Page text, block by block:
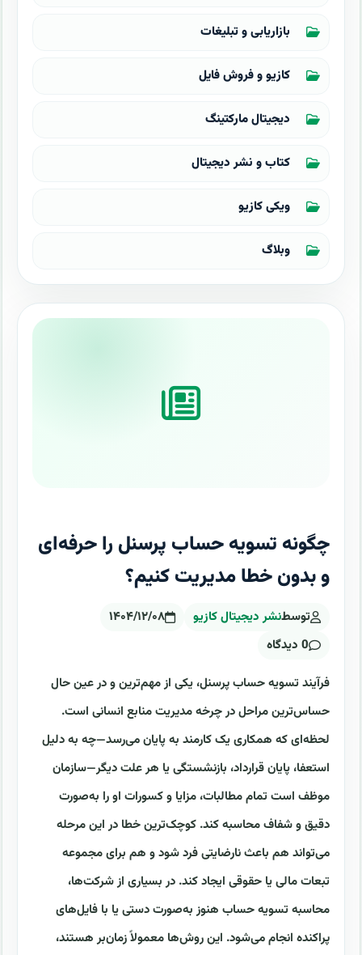
بازاریابی و تبلیغات
کازیو و فروش فایل
دیجیتال مارکتینگ
کتاب و نشر دیجیتال
ویکی کازیو
وبلاگ
چگونه تسویه حساب پرسنل را حرفه‌ای
و بدون خطا مدیریت کنیم؟
توسطنشر دیجیتال کازیو
۱۴۰۴/۱۲/۰۸
0 دیدگاه
فرآیند تسویه حساب پرسنل، یکی از مهم‌ترین و در عین حال
حساس‌ترین مراحل در چرخه مدیریت منابع انسانی است.
لحظه‌ای که همکاری یک کارمند به پایان می‌رسد—چه به دلیل
استعفا، پایان قرارداد، بازنشستگی یا هر علت دیگر—سازمان
موظف است تمام مطالبات، مزایا و کسورات او را به‌صورت
دقیق و شفاف محاسبه کند. کوچک‌ترین خطا در این مرحله
می‌تواند هم باعث نارضایتی فرد شود و هم برای مجموعه
تبعات مالی یا حقوقی ایجاد کند. در بسیاری از شرکت‌ها،
محاسبه تسویه حساب هنوز به‌صورت دستی یا با فایل‌های
پراکنده انجام می‌شود. این روش‌ها معمولاً زمان‌بر هستند،